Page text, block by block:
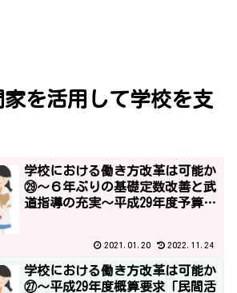
を活用して学校を支
学校における働き方改革は可能か
㉙～６年ぶりの基礎定数改善と武
道指導の充実～平成29年度予算2
2021.01.20 2022.11.24
学校における働き方改革は可能か
㉗～平成29年度概算要求「民間活